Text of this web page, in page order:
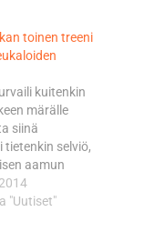
toinen treeni
kuitenkin
märälle
siinä
tietenkin selviö,
aamun
jäävät
"Uutiset"